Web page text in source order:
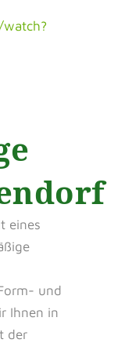
eines
und
Ihnen in
der